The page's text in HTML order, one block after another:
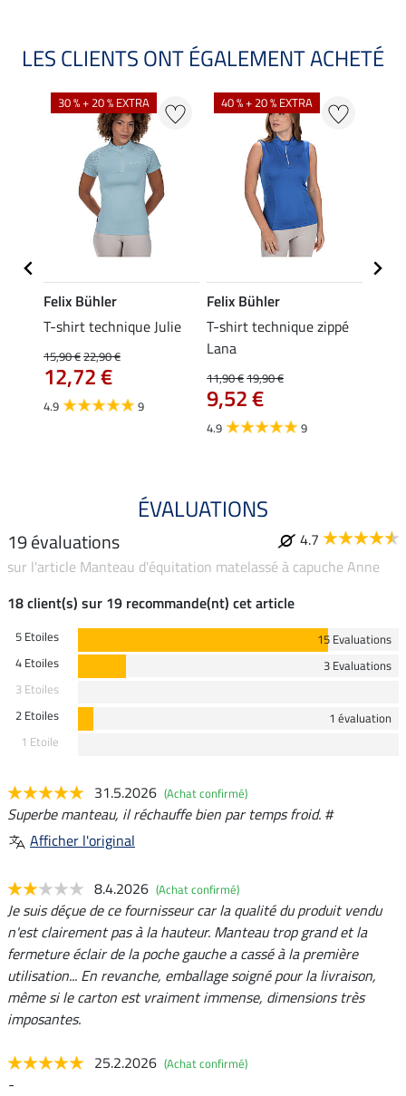
LES CLIENTS ONT ÉGALEMENT ACHETÉ
30 % + 20 % EXTRA
Felix Bühler
T-shirt technique Julie
15,90 €22,90 €
12,72 €
4.9 9
40 % + 20 % EXTRA
Felix Bühler
T-shirt technique zippé
Lana
11,90 €19,90 €
9,52 €
4.9 9
ÉVALUATIONS
19 évaluations
4.7
sur l'article Manteau d'équitation matelassé à capuche Anne
18 client(s) sur 19 recommande(nt) cet article
5 Etoiles
15 Evaluations
4 Etoiles
3 Evaluations
3 Etoiles
2 Etoiles
1 évaluation
1 Etoile
31.5.2026 (Achat confirmé)
Superbe manteau, il réchauffe bien par temps froid. #
Afficher l'original
8.4.2026 (Achat confirmé)
Je suis déçue de ce fournisseur car la qualité du produit vendu
n'est clairement pas à la hauteur. Manteau trop grand et la
fermeture éclair de la poche gauche a cassé à la première
utilisation... En revanche, emballage soigné pour la livraison,
même si le carton est vraiment immense, dimensions très
imposantes.
25.2.2026 (Achat confirmé)
-